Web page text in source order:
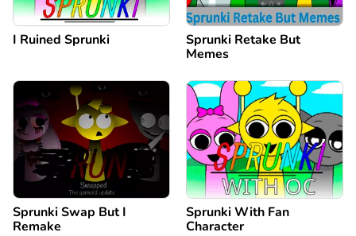
I Ruined Sprunki
Sprunki Retake But
Memes
Sprunki Swap But I
Remake
Sprunki With Fan
Character